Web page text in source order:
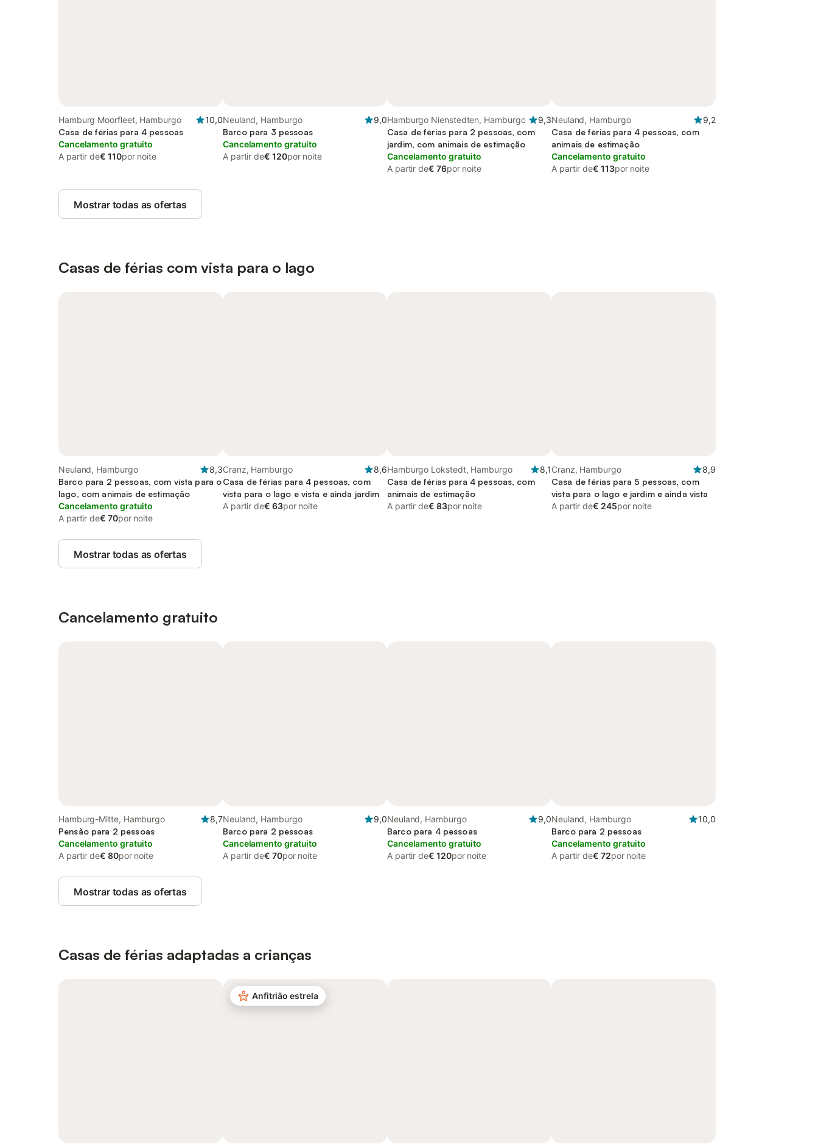
Hamburg Moorfleet, Hamburgo
10,0
Casa de férias para 4 pessoas
Cancelamento gratuito
A partir de€ 110por noite
Neuland, Hamburgo
9,0
Barco para 3 pessoas
Cancelamento gratuito
A partir de€ 120por noite
Hamburgo Nienstedten, Hamburgo
9,3
Casa de férias para 2 pessoas, com
jardim, com animais de estimação
Cancelamento gratuito
A partir de€ 76por noite
Neuland, Hamburgo
9,2
Casa de férias para 4 pessoas, com
animais de estimação
Cancelamento gratuito
A partir de€ 113por noite
Mostrar todas as ofertas
Casas de férias com vista para o lago
Neuland, Hamburgo
8,3
Barco para 2 pessoas, com vista para o
lago, com animais de estimação
Cancelamento gratuito
A partir de€ 70por noite
Cranz, Hamburgo
8,6
Casa de férias para 4 pessoas, com
vista para o lago e vista e ainda jardim
A partir de€ 63por noite
Hamburgo Lokstedt, Hamburgo
8,1
Casa de férias para 4 pessoas, com
animais de estimação
A partir de€ 83por noite
Cranz, Hamburgo
8,9
Casa de férias para 5 pessoas, com
vista para o lago e jardim e ainda vista
A partir de€ 245por noite
Mostrar todas as ofertas
Cancelamento gratuito
Hamburg-Mitte, Hamburgo
8,7
Pensão para 2 pessoas
Cancelamento gratuito
A partir de€ 80por noite
Neuland, Hamburgo
9,0
Barco para 2 pessoas
Cancelamento gratuito
A partir de€ 70por noite
Neuland, Hamburgo
9,0
Barco para 4 pessoas
Cancelamento gratuito
A partir de€ 120por noite
Neuland, Hamburgo
10,0
Barco para 2 pessoas
Cancelamento gratuito
A partir de€ 72por noite
Mostrar todas as ofertas
Casas de férias adaptadas a crianças
Anfitrião estrela